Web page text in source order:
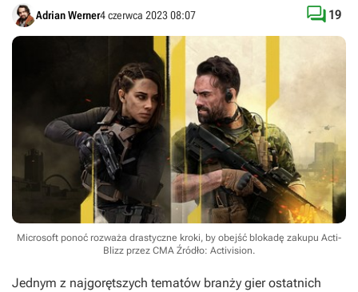
Adrian Werner4 czerwca 2023 08:07  19
Microsoft ponoć rozważa drastyczne kroki, by obejść blokadę zakupu Acti-
Blizz przez CMA Źródło: Activision.
Jednym z najgorętszych tematów branży gier ostatnich